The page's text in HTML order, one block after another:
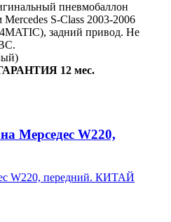
пневмобаллон
Mercedes S-Class 2003-2006
задний привод. Не
12 мес.
Мерседес W220,